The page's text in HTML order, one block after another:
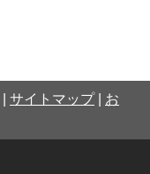
サイトマップ| お